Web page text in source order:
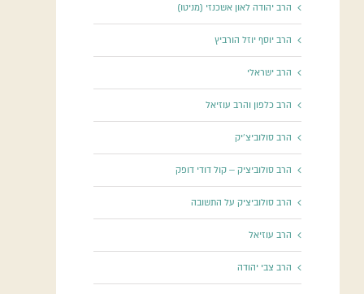
הרב יהודה לאון אשכנזי (מניטו)
הרב יוסף יוזל הורביץ
הרב ישראלי
הרב כלפון והרב עוזיאל
הרב סולוביצ'יק
הרב סולוביציק – קול דודי דופק
הרב סולוביציק על התשובה
הרב עוזיאל
הרב צבי יהודה